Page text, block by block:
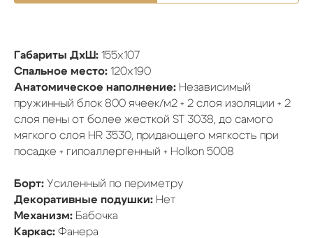
Габариты ДхШ: 155х107
Спальное место: 120х190
Анатомическое наполнение: Независимый
пружинный блок 800 ячеек/м2 + 2 слоя изоляции + 2
слоя пены от более жесткой ST 3038, до самого
мягкого слоя HR 3530, придающего мягкость при
посадке + гипоаллергенный + Holkon 5008
Борт: Усиленный по периметру
Декоративные подушки: Нет
Механизм: Бабочка
Каркас: Фанера